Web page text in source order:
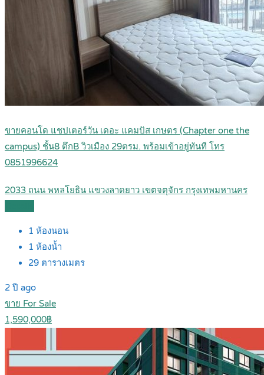
ขายคอนโด แชปเตอร์วัน เดอะ แคมปัส เกษตร (Chapter one the
campus) ชั้น8 ตึกB วิวเมือง 29ตรม. พร้อมเข้าอยู่ทันที โทร
0851996624
2033 ถนน พหลโยธิน แขวงลาดยาว เขตจตุจักร กรุงเทพมหานคร
1 ห้องนอน
1 ห้องน้ำ
29 ตารางเมตร
2 ปี ago
ขาย For Sale
1,590,000฿